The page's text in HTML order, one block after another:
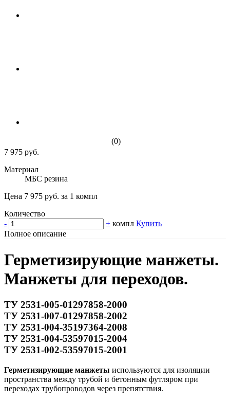
(0)
7 975 руб.
Материал
МБС резина
Цена 7 975 руб. за 1 компл
Количество
-
+ компл Купить
Полное описание
Герметизирующие манжеты.
Манжеты для переходов.
ТУ 2531-005-01297858-2000
ТУ 2531-007-01297858-2002
ТУ 2531-004-35197364-2008
ТУ 2531-004-53597015-2004
ТУ 2531-002-53597015-2001
Герметизирующие манжеты используются для изоляции
пространства между трубой и бетонным футляром при
переходах трубопроводов через препятствия.